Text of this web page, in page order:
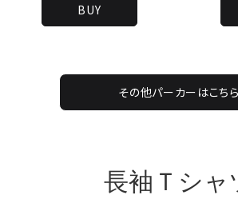
BUY
その他パーカーはこちら
長袖Ｔシャ